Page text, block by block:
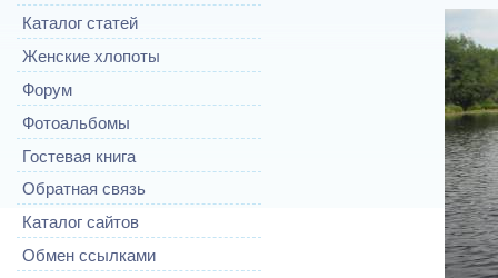
Каталог статей
Женские хлопоты
Форум
Фотоальбомы
Гостевая книга
Обратная связь
Каталог сайтов
Обмен ссылками